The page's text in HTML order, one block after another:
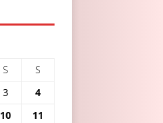
S
S
3
4
10 11